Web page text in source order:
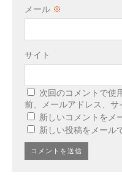
メール ※
サイト
次回のコメントで使
前、メールアドレス、サ
新しいコメントをメ
新しい投稿をメール